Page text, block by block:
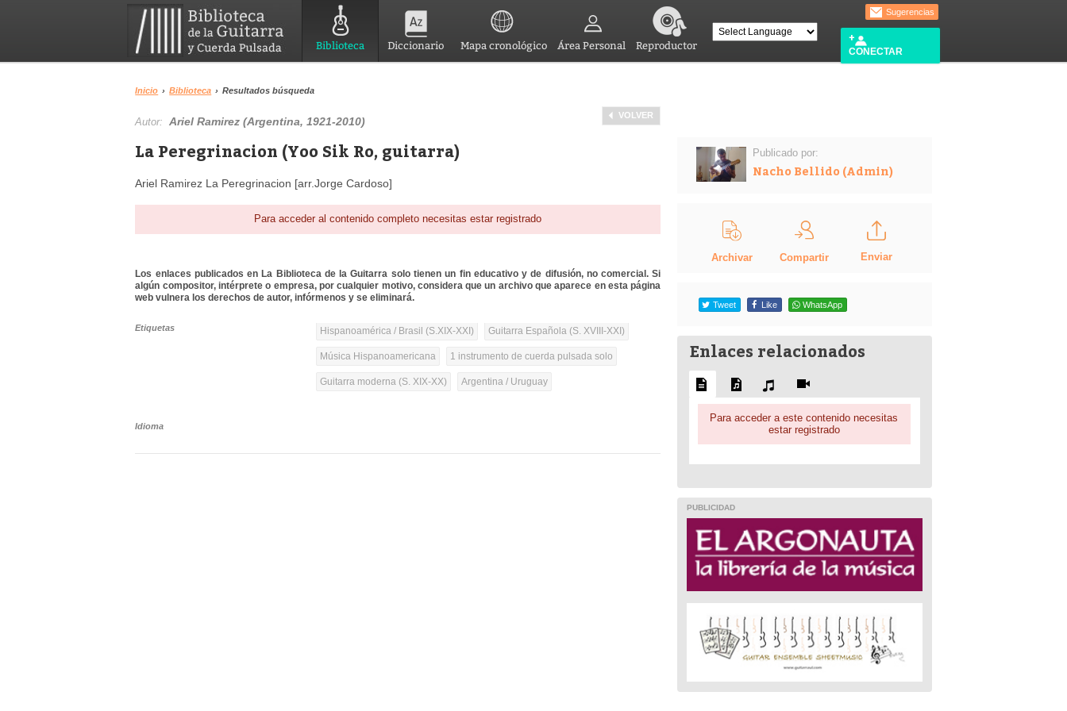
Biblioteca Diccionario Mapa cronológico Área Personal Reproductor
Sugerencias
CONECTAR
Inicio › Biblioteca › Resultados búsqueda
VOLVER
Autor:Ariel Ramirez (Argentina, 1921-2010)
La Peregrinacion (Yoo Sik Ro, guitarra)
Ariel Ramirez La Peregrinacion [arr.Jorge Cardoso]
Para acceder al contenido completo necesitas estar registrado
Los enlaces publicados en La Biblioteca de la Guitarra solo tienen un fin educativo y de difusión, no comercial. Si
algún compositor, intérprete o empresa, por cualquier motivo, considera que un archivo que aparece en esta página
web vulnera los derechos de autor, infórmenos y se eliminará.
Etiquetas Hispanoamérica / Brasil (S.XIX-XXI) Guitarra Española (S. XVIII-XXI)
Música Hispanoamericana 1 instrumento de cuerda pulsada solo
Guitarra moderna (S. XIX-XX) Argentina / Uruguay
Idioma
Publicado por:
Nacho Bellido (Admin)
Archivar Compartir Enviar
Tweet Like WhatsApp
Enlaces relacionados
Para acceder a este contenido necesitas
estar registrado
PUBLICIDAD